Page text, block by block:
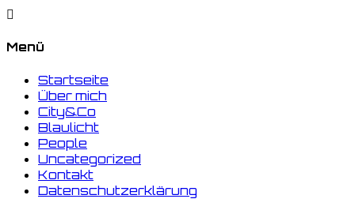
Menü
Startseite
Über mich
City&Co
Blaulicht
People
Uncategorized
Kontakt
Datenschutzerklärung